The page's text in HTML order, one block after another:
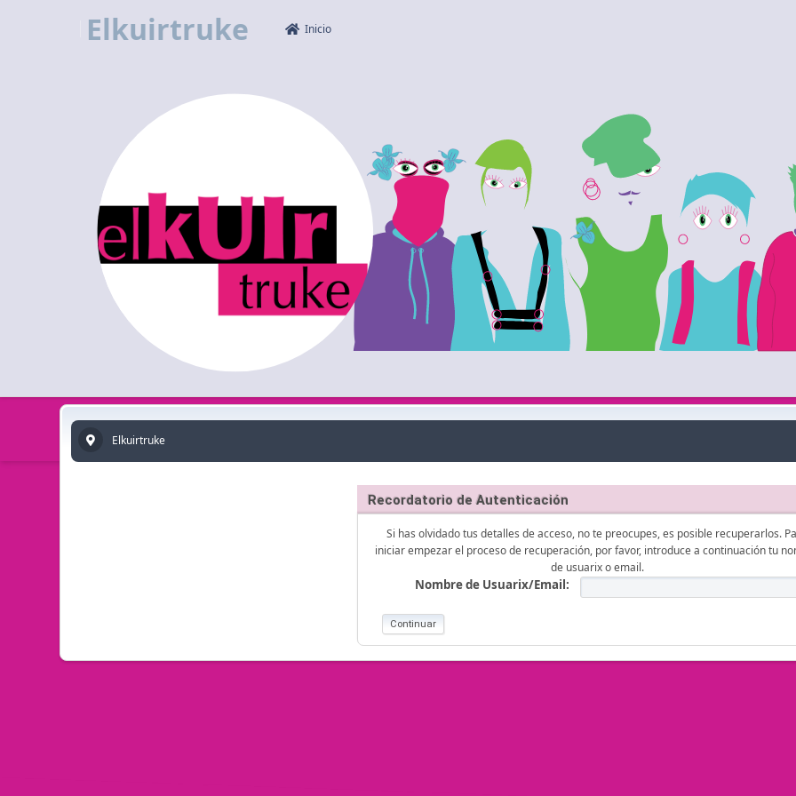
Elkuirtruke Inicio
Elkuirtruke
Recordatorio de Autenticación
Si has olvidado tus detalles de acceso, no te preocupes, es posible recuperarlos.
iniciar empezar el proceso de recuperación, por favor, introduce a continuación tu
de usuarix o email.
Nombre de Usuarix/Email: